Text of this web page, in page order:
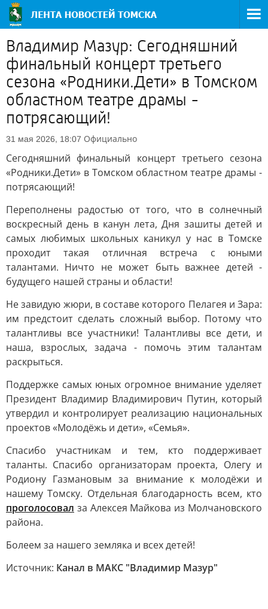
Владимир Мазур: Сегодняшний
финальный концерт третьего
сезона «Родники.Дети» в Томском
областном театре драмы -
потрясающий!
31 мая 2026, 18:07 Официально
Сегодняшний финальный концерт третьего сезона
«Родники.Дети» в Томском областном театре драмы -
потрясающий!
Переполнены радостью от того, что в солнечный
воскресный день в канун лета, Дня зашиты детей и
самых любимых школьных каникул у нас в Томске
проходит такая отличная встреча с юными
талантами. Ничто не может быть важнее детей -
будущего нашей страны и области!
Не завидую жюри, в составе которого Пелагея и Зара:
им предстоит сделать сложный выбор. Потому что
талантливы все участники! Талантливы все дети, и
наша, взрослых, задача - помочь этим талантам
раскрыться.
Поддержке самых юных огромное внимание уделяет
Президент Владимир Владимирович Путин, который
утвердил и контролирует реализацию национальных
проектов «Молодёжь и дети», «Семья».
Спасибо участникам и тем, кто поддерживает
таланты. Спасибо организаторам проекта, Олегу и
Родиону Газмановым за внимание к молодёжи и
нашему Томску. Отдельная благодарность всем, кто
проголосовал за Алексея Майкова из Молчановского
района.
Болеем за нашего земляка и всех детей!
Источник: Канал в МАКС "Владимир Мазур"